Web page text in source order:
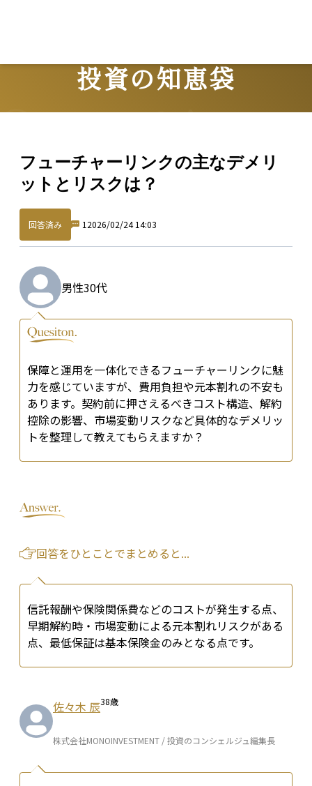
投資の知恵袋
フューチャーリンクの主なデメリ
ットとリスクは？
回答済み 1 2026/02/24 14:03
男性30代
保障と運用を一体化できるフューチャーリンクに魅
力を感じていますが、費用負担や元本割れの不安も
あります。契約前に押さえるべきコスト構造、解約
控除の影響、市場変動リスクなど具体的なデメリッ
トを整理して教えてもらえますか？
回答をひとことでまとめると...
信託報酬や保険関係費などのコストが発生する点、
早期解約時・市場変動による元本割れリスクがある
点、最低保証は基本保険金のみとなる点です。
佐々木 辰38歳
株式会社MONOINVESTMENT / 投資のコンシェルジュ編集長